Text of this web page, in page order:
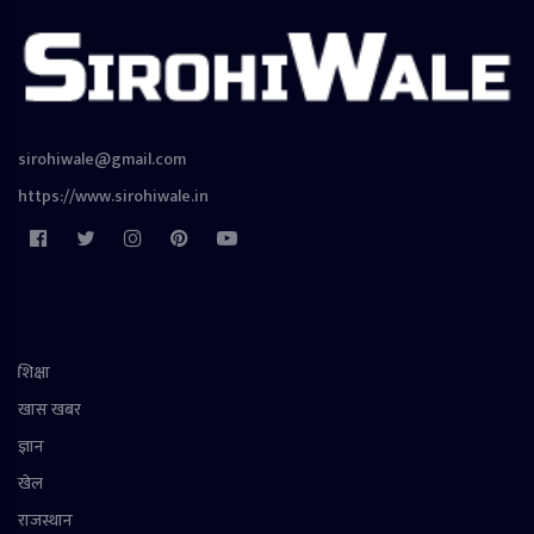
sirohiwale@gmail.com
https://www.sirohiwale.in
शिक्षा
खास खबर
ज्ञान
खेल
राजस्थान